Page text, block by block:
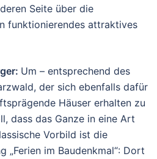
Seite über die
funktionierendes attraktives
Um – entsprechend des
der sich ebenfalls dafür
Häuser erhalten zu
dass das Ganze in eine Art
Vorbild ist die
„Ferien im Baudenkmal“: Dort